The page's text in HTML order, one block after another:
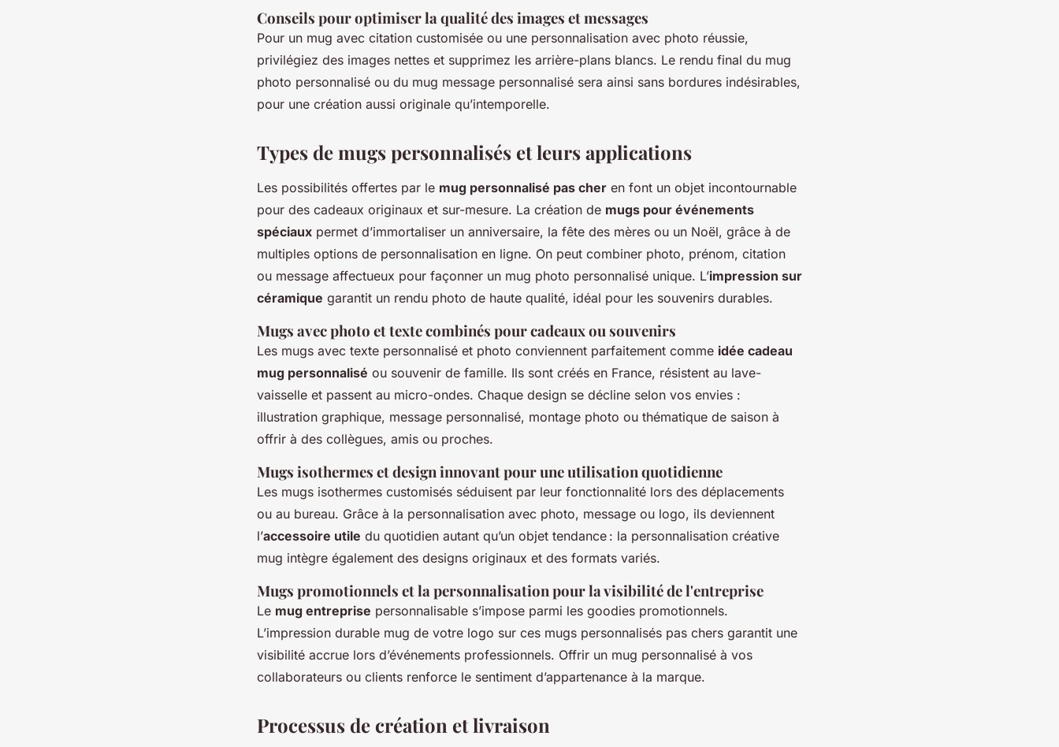
Conseils pour optimiser la qualité des images et messages
Pour un mug avec citation customisée ou une personnalisation avec photo réussie,
privilégiez des images nettes et supprimez les arrière-plans blancs. Le rendu final du mug
photo personnalisé ou du mug message personnalisé sera ainsi sans bordures indésirables,
pour une création aussi originale qu’intemporelle.
Types de mugs personnalisés et leurs applications
Les possibilités offertes par le mug personnalisé pas cher en font un objet incontournable
pour des cadeaux originaux et sur-mesure. La création de mugs pour événements
spéciaux permet d’immortaliser un anniversaire, la fête des mères ou un Noël, grâce à de
multiples options de personnalisation en ligne. On peut combiner photo, prénom, citation
ou message affectueux pour façonner un mug photo personnalisé unique. L’impression sur
céramique garantit un rendu photo de haute qualité, idéal pour les souvenirs durables.
Mugs avec photo et texte combinés pour cadeaux ou souvenirs
Les mugs avec texte personnalisé et photo conviennent parfaitement comme idée cadeau
mug personnalisé ou souvenir de famille. Ils sont créés en France, résistent au lave-
vaisselle et passent au micro-ondes. Chaque design se décline selon vos envies :
illustration graphique, message personnalisé, montage photo ou thématique de saison à
offrir à des collègues, amis ou proches.
Mugs isothermes et design innovant pour une utilisation quotidienne
Les mugs isothermes customisés séduisent par leur fonctionnalité lors des déplacements
ou au bureau. Grâce à la personnalisation avec photo, message ou logo, ils deviennent
l’accessoire utile du quotidien autant qu’un objet tendance : la personnalisation créative
mug intègre également des designs originaux et des formats variés.
Mugs promotionnels et la personnalisation pour la visibilité de l'entreprise
Le mug entreprise personnalisable s’impose parmi les goodies promotionnels.
L’impression durable mug de votre logo sur ces mugs personnalisés pas chers garantit une
visibilité accrue lors d’événements professionnels. Offrir un mug personnalisé à vos
collaborateurs ou clients renforce le sentiment d’appartenance à la marque.
Processus de création et livraison